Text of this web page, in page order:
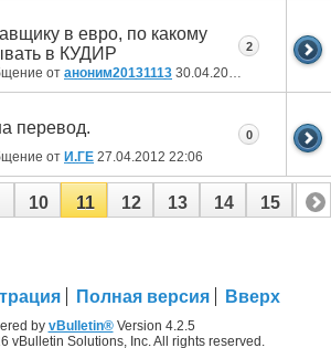
в евро, по какому
в КУДИР
от аноним20131113 30.04.2012
2
перевод.
от И.ГЕ 27.04.2012 22:06
0
10 11 12 13 14 15 16
Полная версия Вверх
by vBulletin®Version 4.2.5
vBulletin Solutions, Inc. All rights reserved.